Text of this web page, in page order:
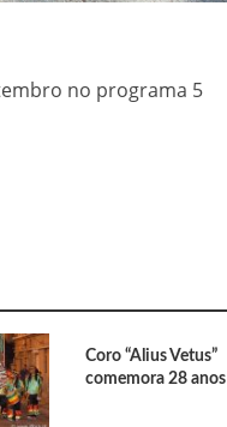
no programa 5
Coro “Alius Vetus”
comemora 28 anos